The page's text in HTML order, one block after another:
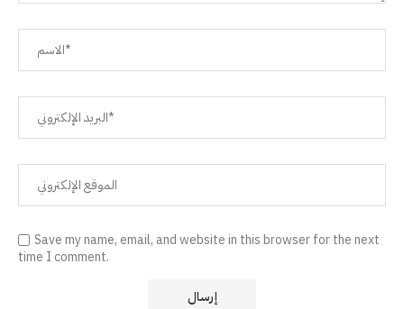
Save my name, email, and website in this browser for the next
time I comment.